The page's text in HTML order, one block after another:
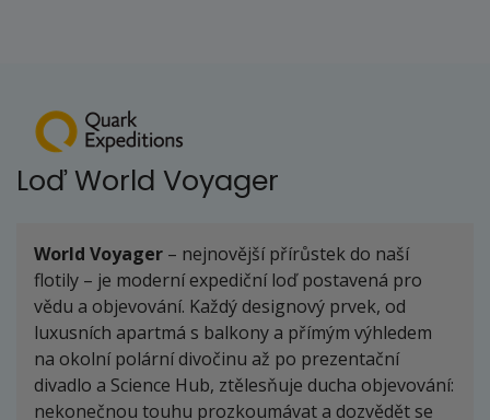
Loď World Voyager
World Voyager – nejnovější přírůstek do naší
flotily – je moderní expediční loď postavená pro
vědu a objevování. Každý designový prvek, od
luxusních apartmá s balkony a přímým výhledem
na okolní polární divočinu až po prezentační
divadlo a Science Hub, ztělesňuje ducha objevování:
nekonečnou touhu prozkoumávat a dozvědět se